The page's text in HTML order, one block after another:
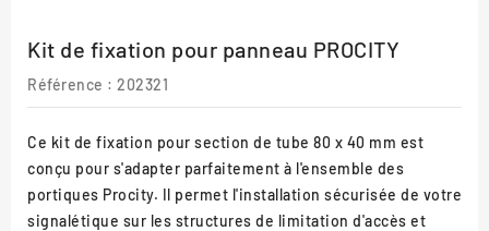
Kit de fixation pour panneau PROCITY
Référence : 202321
Ce kit de fixation pour section de tube 80 x 40 mm est
conçu pour s'adapter parfaitement à l'ensemble des
portiques Procity. Il permet l'installation sécurisée de votre
signalétique sur les structures de limitation d'accès et